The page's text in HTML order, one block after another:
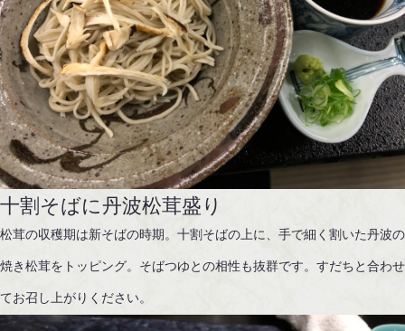
十割そばに丹波松茸盛り
松茸の収穫期は新そばの時期。十割そばの上に、手で細く割いた丹波の
焼き松茸をトッピング。そばつゆとの相性も抜群です。すだちと合わせ
てお召し上がりください。